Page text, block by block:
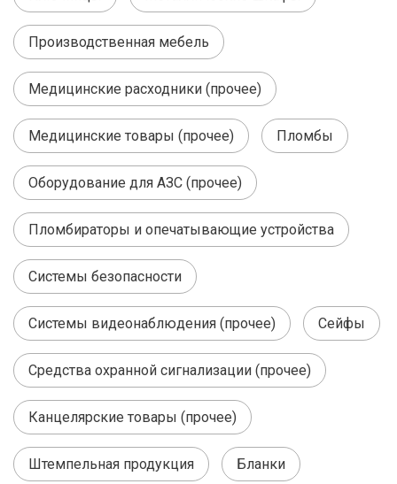
Производственная мебель
Медицинские расходники (прочее)
Медицинские товары (прочее) Пломбы
Оборудование для АЗС (прочее)
Пломбираторы и опечатывающие устройства
Системы безопасности
Системы видеонаблюдения (прочее) Сейфы
Средства охранной сигнализации (прочее)
Канцелярские товары (прочее)
Штемпельная продукция Бланки